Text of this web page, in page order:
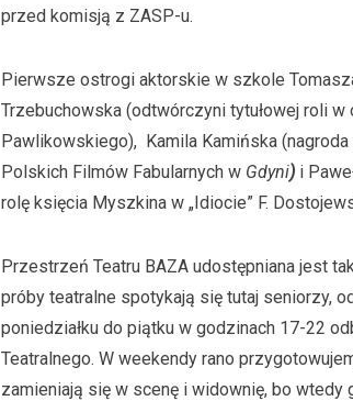
przed komisją z ZASP-u.
Pierwsze ostrogi aktorskie w szkole
Trzebuchowska (odtwórczyni tytułowej roli w
Pawlikowskiego), Kamila Kamińska
Polskich Filmów Fabularnych w Gdyni) i
rolę księcia Myszkina w „Idiocie” F.
Przestrzeń Teatru BAZA udostępniana jest
próby teatralne spotykają się tutaj seniorzy,
poniedziałku do piątku w godzinach 17-22
Teatralnego. W weekendy rano
zamieniają się w scenę i widownię, bo